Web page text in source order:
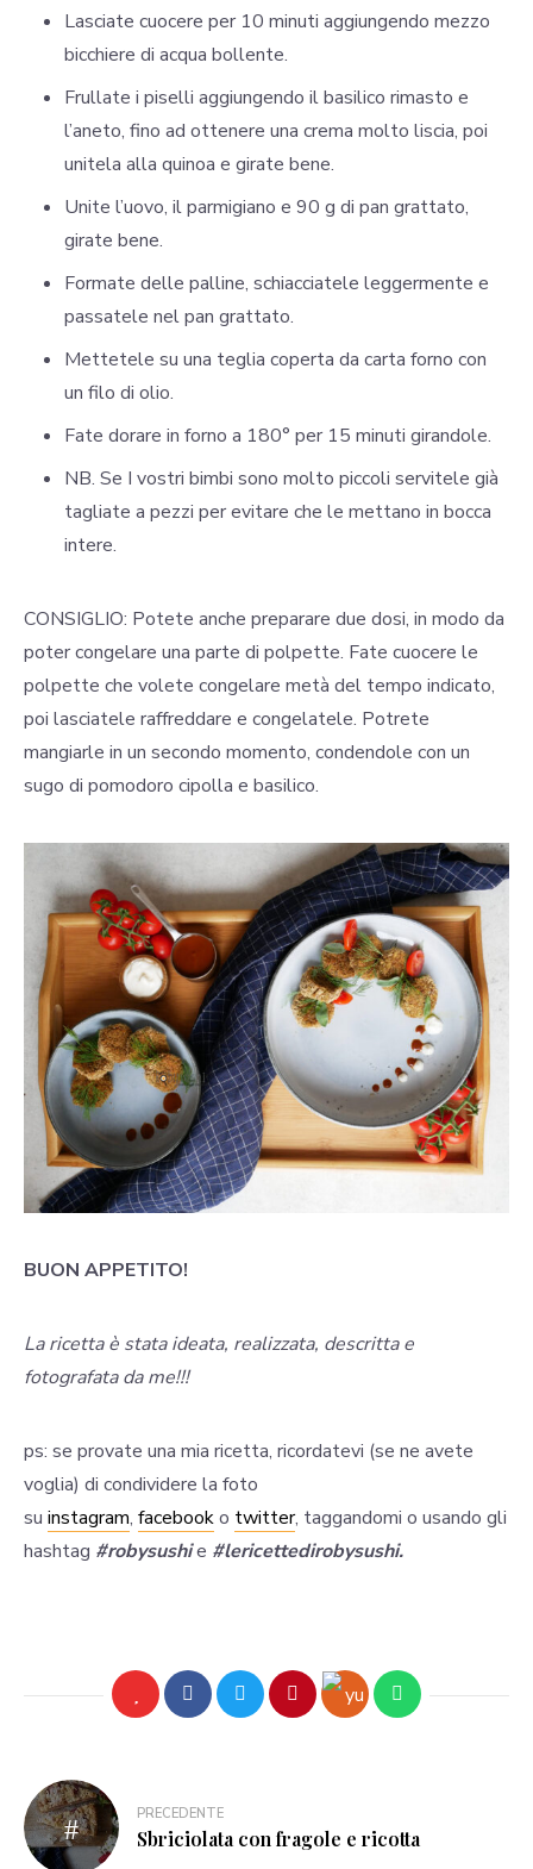
Lasciate cuocere per 10 minuti aggiungendo mezzo
bicchiere di acqua bollente.
Frullate i piselli aggiungendo il basilico rimasto e
l’aneto, fino ad ottenere una crema molto liscia, poi
unitela alla quinoa e girate bene.
Unite l’uovo, il parmigiano e 90 g di pan grattato,
girate bene.
Formate delle palline, schiacciatele leggermente e
passatele nel pan grattato.
Mettetele su una teglia coperta da carta forno con
un filo di olio.
Fate dorare in forno a 180° per 15 minuti girandole.
NB. Se I vostri bimbi sono molto piccoli servitele già
tagliate a pezzi per evitare che le mettano in bocca
intere.
CONSIGLIO: Potete anche preparare due dosi, in modo da
poter congelare una parte di polpette. Fate cuocere le
polpette che volete congelare metà del tempo indicato,
poi lasciatele raffreddare e congelatele. Potrete
mangiarle in un secondo momento, condendole con un
sugo di pomodoro cipolla e basilico.
BUON APPETITO!
La ricetta è stata ideata, realizzata, descritta e
fotografata da me!!!
ps: se provate una mia ricetta, ricordatevi (se ne avete
voglia) di condividere la foto
su instagram, facebooko twitter, taggandomi o usando gli
hashtag #robysushie #lericettedirobysushi.
PRECEDENTE
Sbriciolata con fragole e ricotta